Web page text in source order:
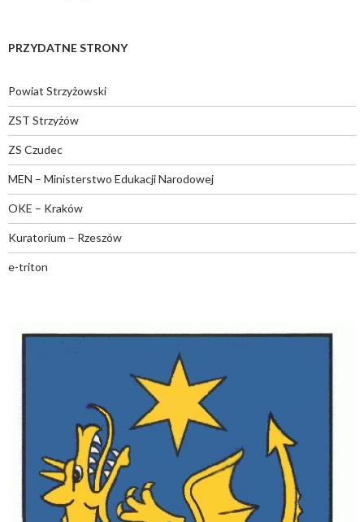
PRZYDATNE STRONY
Powiat Strzyżowski
ZST Strzyżów
ZS Czudec
MEN – Ministerstwo Edukacji Narodowej
OKE – Kraków
Kuratorium – Rzeszów
e-triton